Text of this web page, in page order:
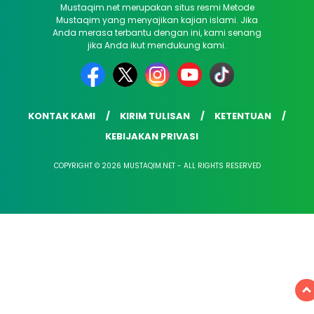
Mustaqim.net merupakan situs resmi Metode
Mustaqim yang menyajikan kajian islami. Jika
Anda merasa terbantu dengan ini, kami senang
jika Anda ikut mendukung kami.
KONTAK KAMI KIRIM TULISAN
KETENTUAN
KEBIJAKAN PRIVASI
COPYRIGHT © 2026 MUSTAQIM.NET - ALL RIGHTS RESERVED